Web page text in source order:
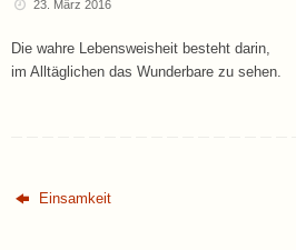
23. März 2016
Die wahre Lebensweisheit besteht darin,
im Alltäglichen das Wunderbare zu sehen.
Einsamkeit